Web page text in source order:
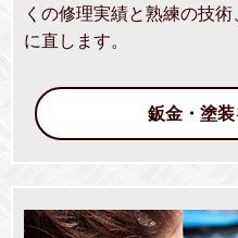
くの修理実績と熟練の技
に直します。
鈑金・塗